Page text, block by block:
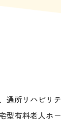
通所リハビリテ
型有料老人ホー